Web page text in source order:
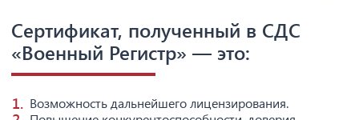
Сертификат, полученный в СДС
«Военный Регистр» — это:
Возможность дальнейшего лицензирования.